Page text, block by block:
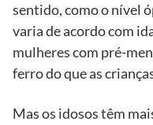
sentido, como o nível
varia de acordo com
mulheres com pré-
ferro do que as
Mas os idosos têm